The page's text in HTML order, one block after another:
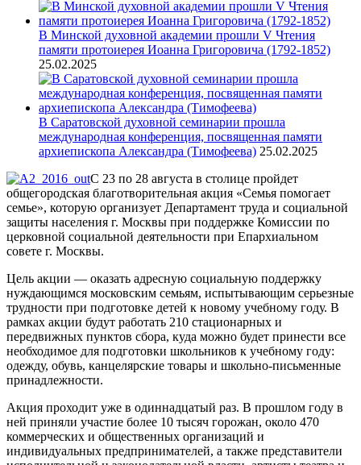
В Минской духовной академии прошли V Чтения
памяти протоиерея Иоанна Григоровича (1792-1852)
25.02.2025
В Саратовской духовной семинарии прошла
международная конференция, посвященная памяти
архиепископа Александра (Тимофеева) 25.02.2025
С 23 по 28 августа в столице пройдет
общегородская благотворительная акция «Семья помогает
семье», которую организует Департамент труда и социальной
защиты населения г. Москвы при поддержке Комиссии по
церковной социальной деятельности при Епархиальном
совете г. Москвы.
Цель акции ― оказать адресную социальную поддержку
нуждающимся московским семьям, испытывающим серьезные
трудности при подготовке детей к новому учебному году. В
рамках акции будут работать 210 стационарных и
передвижных пунктов сбора, куда можно будет принести все
необходимое для подготовки школьников к учебному году:
одежду, обувь, канцелярские товары и школьно-письменные
принадлежности.
Акция проходит уже в одиннадцатый раз. В прошлом году в
ней приняли участие более 10 тысяч горожан, около 470
коммерческих и общественных организаций и
индивидуальных предпринимателей, а также представители